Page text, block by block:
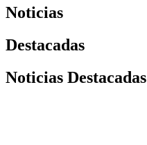
Noticias
Destacadas
Noticias Destacadas